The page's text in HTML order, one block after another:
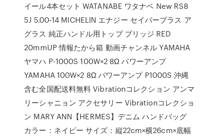
イール4本セット WATANABE ワタナベ New RS8
5J 5.00-14 MICHELIN エナジー セイバープラス ア
グラス 純正ハンドル用トップ ブリッジ RED
20mmUP 情報たから箱 動画チャンネル YAMAHA
ヤマハ P-1000S 100W×2 8Ω パワーアンプ
YAMAHA 100W×2 8Ω パワーアンプ P1000S 沖縄
含む全国配送料無料 Vibrationコレクション アンマ
リーシャニョン アクセサリー Vibrationコレクショ
ン MARY ANN【HERMES】デニム ハンドバッグ
カラー：ネイビー サイズ：縦22cm×横26cm×底幅